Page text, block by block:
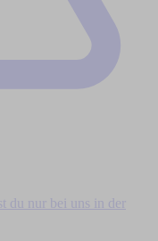
du nur bei uns in der